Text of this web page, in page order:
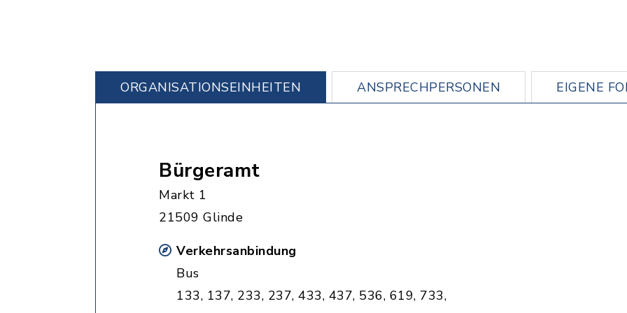
ORGANISATIONS­EINHEITEN ANSPRECHPERSONEN EIGENE
Bürgeramt
Markt 1
21509 Glinde
Verkehrsanbindung
Bus
133, 137, 233, 237, 433, 437, 536, 619, 733,